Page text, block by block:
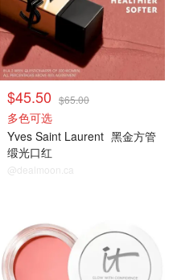
$45.50 $65.00
多色可选
Yves Saint Laurent 黑金方管
缎光口红
@dealmoon.ca